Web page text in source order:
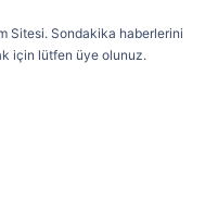
Sitesi. Sondakika haberlerini
için lütfen üye olunuz.